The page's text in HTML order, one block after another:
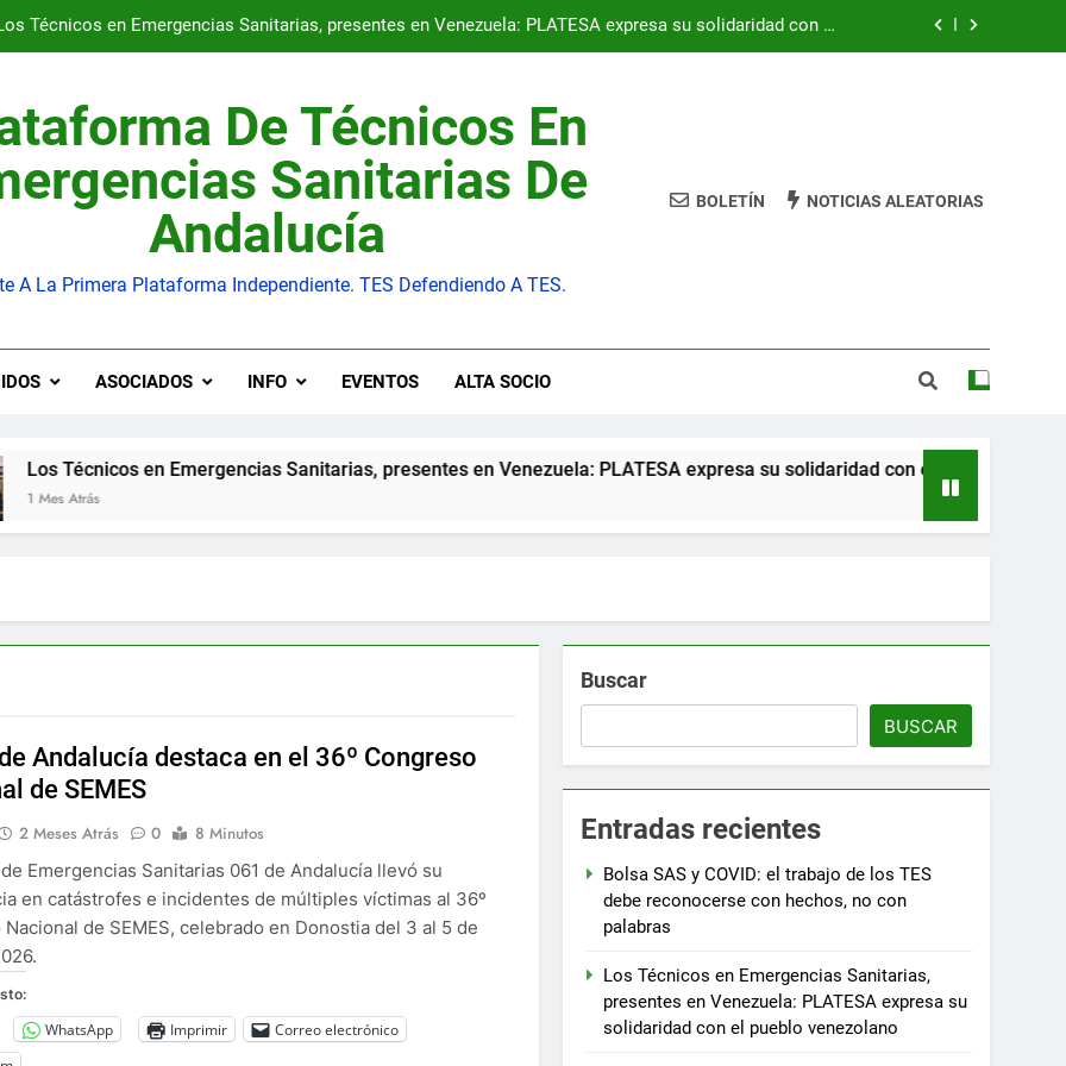
pueblo venezolano
Valencia licita el mayor contrato de ambulancias de su historia: 849 millones y una cláusula que mira al
ambulancias de Baleares se plantan: ocho años sin adaptar condiciones y una huelga que amenaza con
Técnicos en Emergencias Sanitarias, presentes en Venezuela: PLATESA expresa su solidaridad con el
Valencia licita el mayor contrato de ambulancias de su historia: 849 millones y una cláusula que mira al
De Técnicos En
Sanitarias De
Andalucía
A La Primera Plataforma Independiente. TES Defendiendo A TES.
BOLETÍN NOTICIAS ALEATORIAS
ASOCIADOS INFO EVENTOS ALTA SOCIO
en Emergencias Sanitarias, presentes en Venezuela: PLATESA expresa su solidaridad con el pueblo venezolano
Andalucía destaca en el 36º Congreso
de SEMES
2 Meses Atrás 0
8 Minutos
Emergencias Sanitarias 061 de Andalucía llevó su
en catástrofes e incidentes de múltiples víctimas al 36º
de SEMES, celebrado en Donostia del 3 al 5 de
WhatsApp Imprimir
Correo electrónico
Buscar
BUSCAR
Entradas recientes
Bolsa SAS y COVID: el trabajo de los TES
debe reconocerse con hechos, no con
palabras
Los Técnicos en Emergencias Sanitarias,
presentes en Venezuela: PLATESA expresa su
solidaridad con el pueblo venezolano